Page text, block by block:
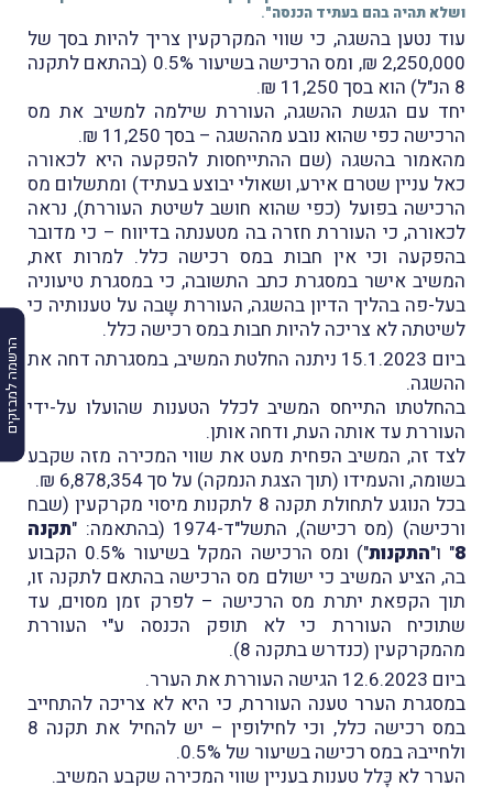
הרשמה למבזקים
ושלא תהיה בהם בעתיד הכנסה".
עוד נטען בהשגה, כי שווי המקרקעין צריך להיות בסך של
2,250,000 ₪, ומס הרכישה בשיעור 0.5% (בהתאם לתקנה
8 הנ"ל) הוא בסך 11,250 ₪.
יחד עם הגשת ההשגה, העוררת שילמה למשיב את מס
הרכישה כפי שהוא נובע מההשגה – בסך 11,250 ₪.
מהאמור בהשגה (שם ההתייחסות להפקעה היא לכאורה
כאל עניין שטרם אירע, ושאולי יבוצע בעתיד) ומתשלום מס
הרכישה בפועל (כפי שהוא חושב לשיטת העוררת), נראה
לכאורה, כי העוררת חזרה בה מטענתה בדיווח – כי מדובר
בהפקעה וכי אין חבות במס רכישה כלל. למרות זאת,
המשיב אישר במסגרת כתב התשובה, כי במסגרת טיעוניה
בעל-פה בהליך הדיון בהשגה, העוררת שָבה על טענותיה כי
לשיטתה לא צריכה להיות חבות במס רכישה כלל.
ביום 15.1.2023 ניתנה החלטת המשיב, במסגרתה דחה את
ההשגה.
בהחלטתו התייחס המשיב לכלל הטענות שהועלו על-ידי
העוררת עד אותה העת, ודחה אותן.
לצד זה, המשיב הפחית מעט את שווי המכירה מזה שקבע
בשומה, והעמידו (תוך הצגת הנמקה) על סך 6,878,354 ₪.
בכל הנוגע לתחולת תקנה 8 לתקנות מיסוי מקרקעין (שבח
ורכישה) (מס רכישה), התשל"ד-1974 (בהתאמה: "
תקנה
8" ו"התקנות
") ומס הרכישה המקל בשיעור 0.5% הקבוע
בה, הציע המשיב כי ישולם מס הרכישה בהתאם לתקנה זו,
תוך הקפאת יתרת מס הרכישה – לפרק זמן מסוים, עד
שתוכיח העוררת כי לא תופק הכנסה ע"י העוררת
מהמקרקעין (כנדרש בתקנה 8).
ביום 12.6.2023 הגישה העוררת את הערר.
במסגרת הערר טענה העוררת, כי היא לא צריכה להתחייב
במס רכישה כלל, וכי לחילופין – יש להחיל את תקנה 8
ולחייבהּ במס רכישה בשיעור של 0.5%.
הערר לא כָּלל טענות בעניין שווי המכירה שקבע המשיב.